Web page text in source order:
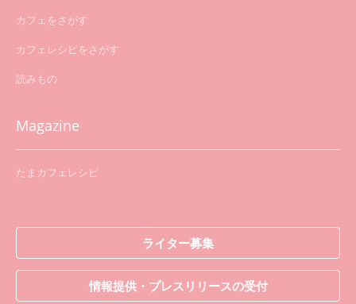
カフェをさがす
カフェレシピをさがす
読みもの
Magazine
たまカフェレシピ
ライター募集
情報提供・プレスリリースの受付